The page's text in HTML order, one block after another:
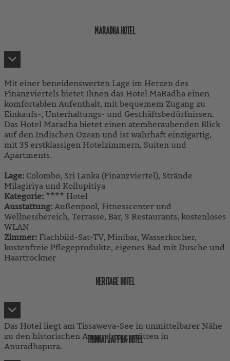
MARADHA HOTEL
Mit einer beneidenswerten Lage im Herzen des
Finanzviertels bietet Ihnen das Hotel MaRadha einen
komfortablen Aufenthalt, mit bequemem Zugang zu
Einkaufs-, Unterhaltungs- und Geschäftsbedürfnissen.
Das Hotel Maradha bietet einen atemberaubenden Blick
auf den Indischen Ozean und ist wahrhaft einzigartig,
mit 35 erstklassigen Hotelzimmern, Suiten und
Apartments.
Lage: Colombo, Sri Lanka (Finanzviertel), Strände
Milagiriya und Kollupitiya
Kategorie: **** Hotel
Ausstattung:Außenpool, Fitnesscenter und
Wellnessbereich, Terrasse, Bar, 3 Restaurants, kostenloses
WLAN
Zimmer: Flachbild-Sat-TV, Minibar, Wasserkocher,
kostenfreie Pflegeprodukte, eigenes Bad mit Dusche und
Haartrockner
HERITAGE HOTEL
Das Hotel liegt am Tissaweva-See in unmittelbarer Nähe
zu den historischen Ausgrabungsstätten in
Anuradhapura.
THINNAI JAFFNA HOTEL